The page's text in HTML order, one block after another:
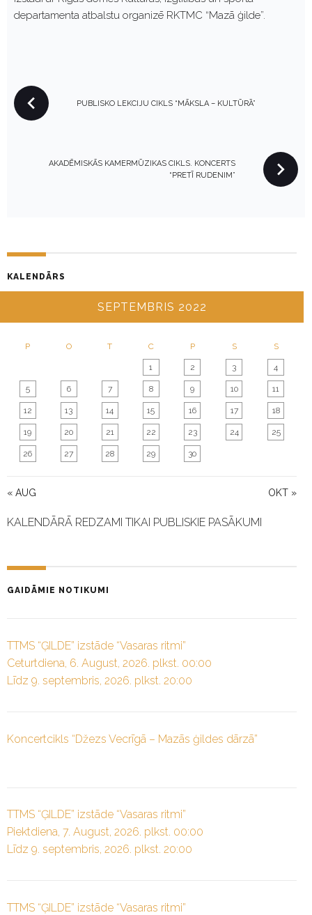
departamenta atbalstu organizē RKTMC “Mazā ģilde”.
P
O
A
T
I
PUBLISKO LEKCIJU CIKLS “MĀKSLA – KULTŪRĀ”
AKADĒMISKĀS KAMERMŪZIKAS CIKLS. KONCERTS
“PRETĪ RUDENIM”
KALENDĀRS
SEPTEMBRIS 2022
P O T C P S S
« AUG OKT »
1 2 3 4
5 6 7 8 9 10 11
12 13 14 15 16 17 18
19 20 21 22 23 24 25
26 27 28 29 30
KALENDĀRĀ REDZAMI TIKAI PUBLISKIE PASĀKUMI
GAIDĀMIE NOTIKUMI
TTMS “ĢILDE” izstāde “Vasaras ritmi”
Ceturtdiena, 6. August, 2026. plkst. 00:00
Līdz 9. septembris, 2026. plkst. 20:00
Koncertcikls “Džezs Vecrīgā – Mazās ģildes dārzā”
TTMS “ĢILDE” izstāde “Vasaras ritmi”
Piektdiena, 7. August, 2026. plkst. 00:00
Līdz 9. septembris, 2026. plkst. 20:00
TTMS “ĢILDE” izstāde “Vasaras ritmi”